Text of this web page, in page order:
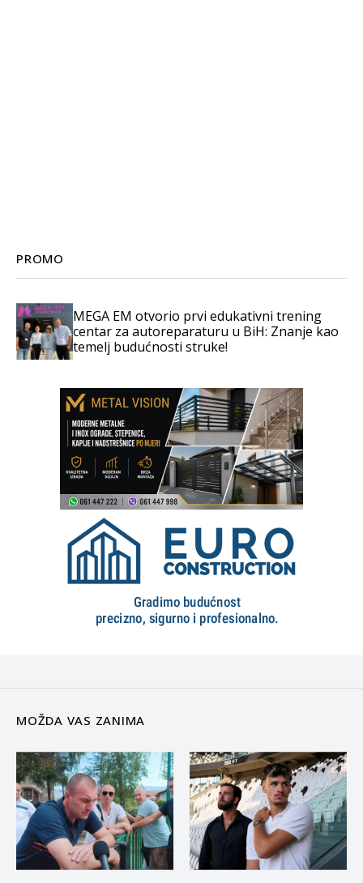
PROMO
MEGA EM otvorio prvi edukativni trening
centar za autoreparaturu u BiH: Znanje kao
temelj budućnosti struke!
MOŽDA VAS ZANIMA